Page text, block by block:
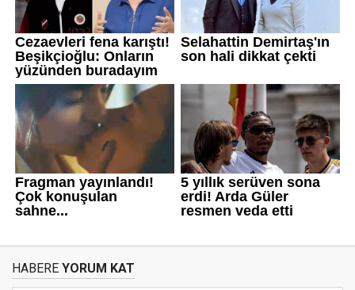
HABERE YORUM KAT